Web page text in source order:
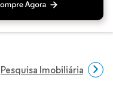
Pesquisa Imobiliária E De